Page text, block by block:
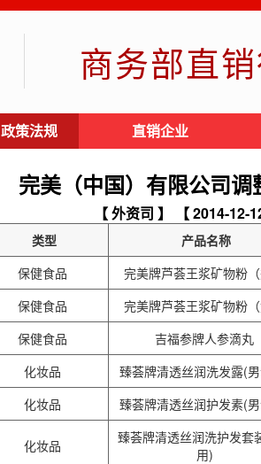
商务部直
政策法规 直销企业
完美（中国）有限公司调
【 外资司 】 【 2014-12-
类型 产品名称
保健食品 完美牌芦荟王浆矿物粉（
保健食品 完美牌芦荟王浆矿物粉（
保健食品 吉福参牌人参滴丸
化妆品 臻荟牌清透丝润洗发露(
化妆品 臻荟牌清透丝润护发素(
化妆品
臻荟牌清透丝润洗护发套
用)